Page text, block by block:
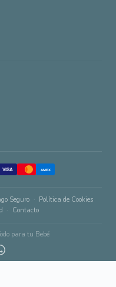
VISA AMEX
Seguro
Política de Cookies
Contacto
para tu Bebé